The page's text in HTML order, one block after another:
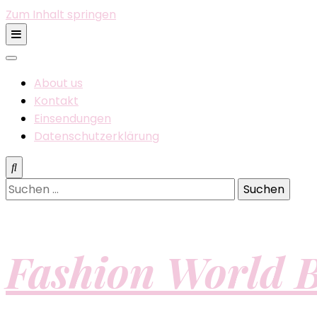
Zum Inhalt springen
About us
Kontakt
Einsendungen
Datenschutzerklärung
Suchen
nach:
Fashion World